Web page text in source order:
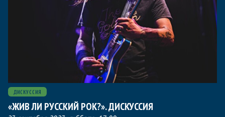
ДИСКУССИЯ
«ЖИВ ЛИ РУССКИЙ РОК?». ДИСКУССИЯ